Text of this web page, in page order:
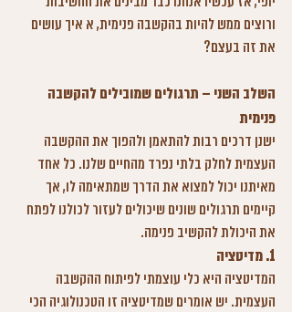
ורוצים ממש להיות בהקשבה פנימית, א איך עושים
את זה בעצם?
השלב השני – תרגולים שמובילים להקשבה
פנימית
ישנן דרכים רבות להתאמן ולהפוך את ההקשבה
העצמית לחלק בלתי נפרד מהחיים שלנו. כל אחד
מאיתנו יכול למצוא את הדרך שמתאימה לו, אך
קיימים תרגולים שונים שיכולים לעזור לכולנו לפתח
את היכולת להקשיב פנימה.
1. מדיטציה
המדיטציה היא כלי עוצמתי לפיתוח ההקשבה
העצמית. יש אומרים שמדיטציה זו הטכנולוגיה הכי